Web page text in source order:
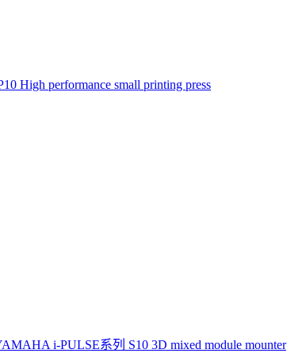
High performance small printing press
i-PULSE系列 S10 3D mixed module mounter